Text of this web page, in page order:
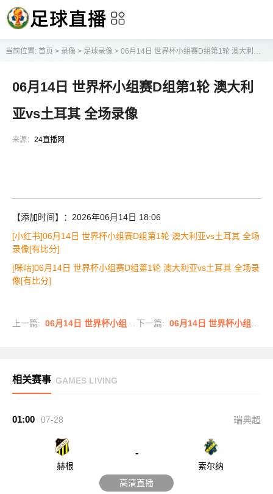
当前位置: 首页 > 录像> 足球录像> 06月14日 世界杯小组赛D组第1轮 澳大利亚vs土耳其 全场录像
06月14日 世界杯小组赛D组第1轮 澳大利
亚vs土耳其 全场录像
来源： 24直播网
【添加时间】：2026年06月14日 18:06
[小红书]06月14日 世界杯小组赛D组第1轮 澳大利亚vs土耳其 全场
录像[有比分]
[咪咕]06月14日 世界杯小组赛D组第1轮 澳大利亚vs土耳其 全场录
像[有比分]
上一篇: 06月14日 世界杯小组赛C组第1轮 巴西vs摩洛哥 全场录像 下一篇: 06月14日 世界杯小组赛C组第1轮 海地vs苏格兰 全场录像
相关赛事 GAMES LIVING
01:00 07-28 瑞典超
赫根
-
索尔纳
高清直播